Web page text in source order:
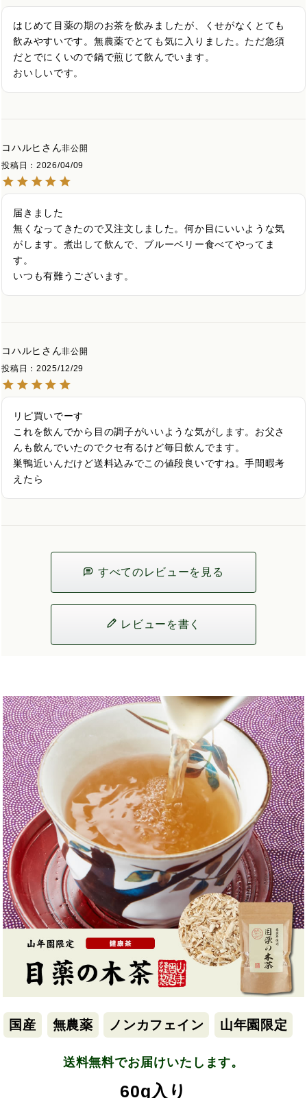
はじめて目薬の期のお茶を飲みましたが、くせがなくとても
飲みやすいです。無農薬でとても気に入りました。ただ急須
だとでにくいので鍋で煎じて飲んでいます。
おいしいです。
コハルヒ
非公開
投稿日
2026/04/09
届きました
無くなってきたので又注文しました。何か目にいいような気
がします。煮出して飲んで、ブルーベリー食べてやってま
す。
いつも有難うございます。
コハルヒ
非公開
投稿日
2025/12/29
リピ買いでーす
これを飲んでから目の調子がいいような気がします。お父さ
んも飲んでいたのでクセ有るけど毎日飲んでます。
巣鴨近いんだけど送料込みでこの値段良いですね。手間暇考
えたら
すべてのレビューを見る
レビューを書く
国産 無農薬 ノンカフェイン 山年園限定
送料無料でお届けいたします。
60g入り